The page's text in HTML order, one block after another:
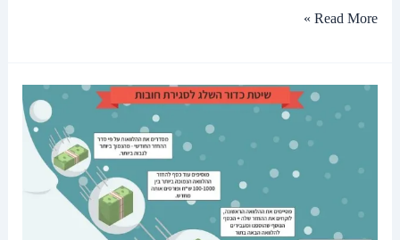
Read More »
איך